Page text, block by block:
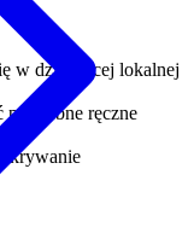
w działającej lokalnej
ręczne